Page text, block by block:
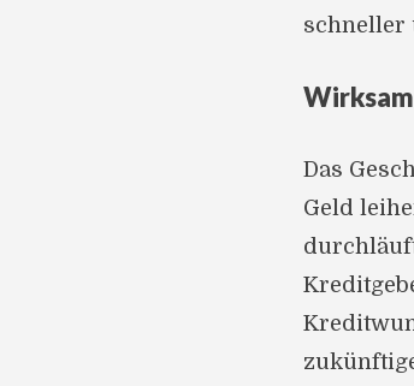
schneller
Das
Geld